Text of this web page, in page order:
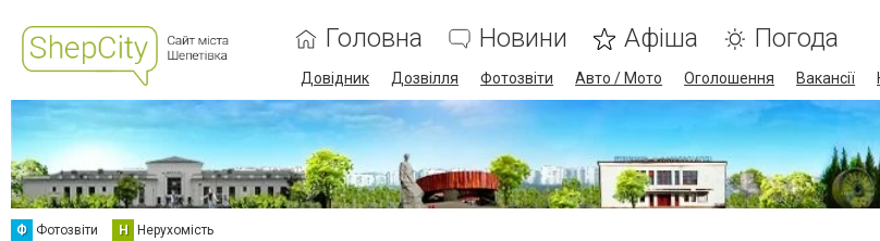
Головна Новини Афіша Погода
Довідник Дозвілля Фотозвіти Авто / Мото Оголошення Вакансії
Ф Фотозвіти Н Нерухомість